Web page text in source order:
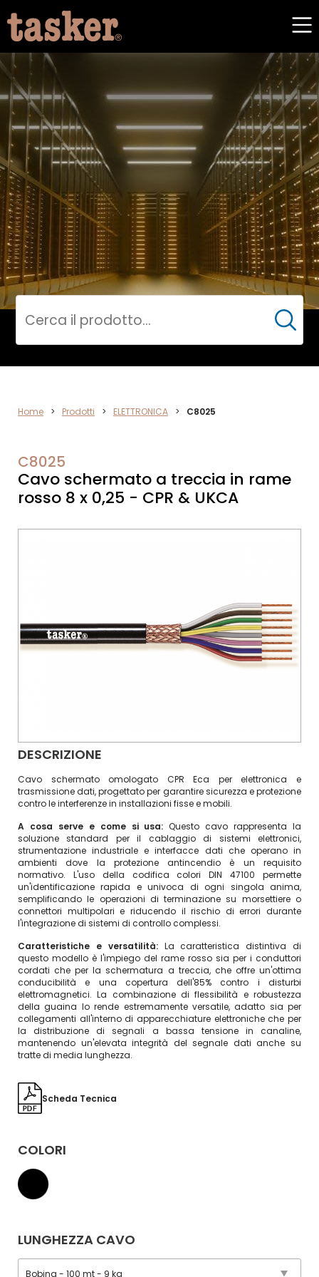
DATA
Cerca
Home > Prodotti > ELETTRONICA > C8025
C8025
Cavo schermato a treccia in rame
rosso 8 x 0,25 - CPR & UKCA
DESCRIZIONE
Cavo schermato omologato CPR Eca per elettronica e
trasmissione dati, progettato per garantire sicurezza e protezione
contro le interferenze in installazioni fisse e mobili.
A cosa serve e come si usa:Questo cavo rappresenta la
soluzione standard per il cablaggio di sistemi elettronici,
strumentazione industriale e interfacce dati che operano in
ambienti dove la protezione antincendio è un requisito
normativo. L'uso della codifica colori DIN 47100 permette
un'identificazione rapida e univoca di ogni singola anima,
semplificando le operazioni di terminazione su morsettiere o
connettori multipolari e riducendo il rischio di errori durante
l'integrazione di sistemi di controllo complessi.
Caratteristiche e versatilità: La caratteristica distintiva di
questo modello è l'impiego del rame rosso sia per i conduttori
cordati che per la schermatura a treccia, che offre un'ottima
conducibilità e una copertura dell'85% contro i disturbi
elettromagnetici. La combinazione di flessibilità e robustezza
della guaina lo rende estremamente versatile, adatto sia per
collegamenti all'interno di apparecchiature elettroniche che per
la distribuzione di segnali a bassa tensione in canaline,
mantenendo un'elevata integrità del segnale dati anche su
tratte di media lunghezza.
Scheda Tecnica
COLORI
LUNGHEZZA CAVO